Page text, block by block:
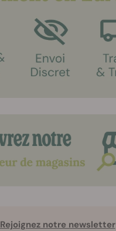
Rejoignez notre newsletter